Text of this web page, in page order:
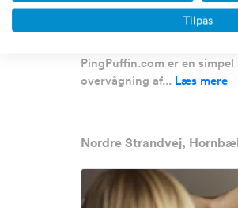
Overskud før skat
Udbudspris
PingPuffin.com er en
overvågning af... Læs mere
Nordre Strandvej,
Tilpas